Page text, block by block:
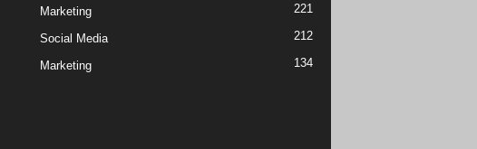
Marketing 221
Social Media 212
Marketing 134